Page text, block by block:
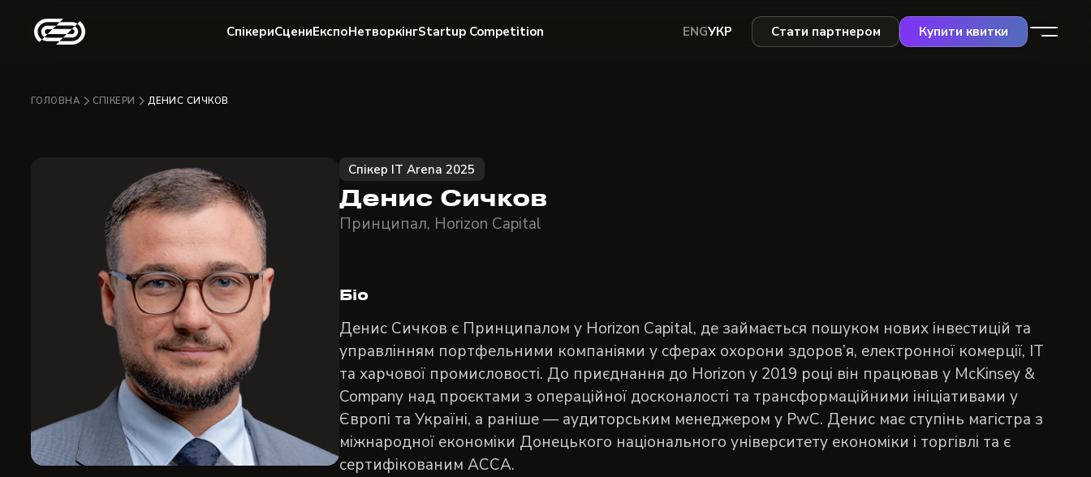
СпікериСцениЕкспоНетворкінгStartup Competition ENGУКР Стати партнером Купити квитки
ГОЛОВНА СПІКЕРИ ДЕНИС СИЧКОВ
Спікер IT Arena 2025
Денис Сичков
Принципал, Horizon Capital
Біо
Денис Сичков є Принципалом у Horizon Capital, де займається пошуком нових інвестицій та
управлінням портфельними компаніями у сферах охорони здоров’я, електронної комерції, ІТ
та харчової промисловості. До приєднання до Horizon у 2019 році він працював у McKinsey &
Company над проєктами з операційної досконалості та трансформаційними ініціативами у
Європі та Україні, а раніше — аудиторським менеджером у PwC. Денис має ступінь магістра з
міжнародної економіки Донецького національного університету економіки і торгівлі та є
сертифікованим ACCA.